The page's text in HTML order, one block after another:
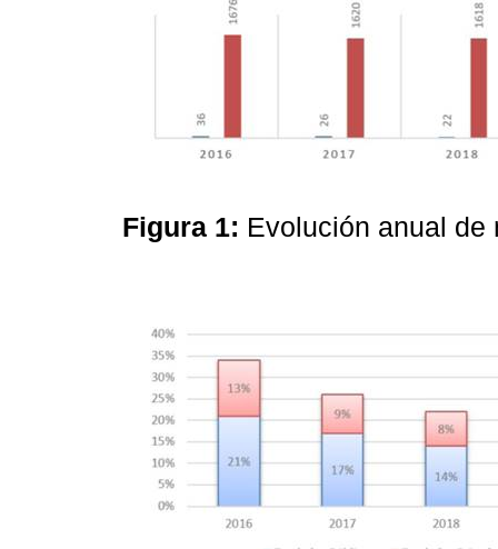
Figura 1: Evolución anual